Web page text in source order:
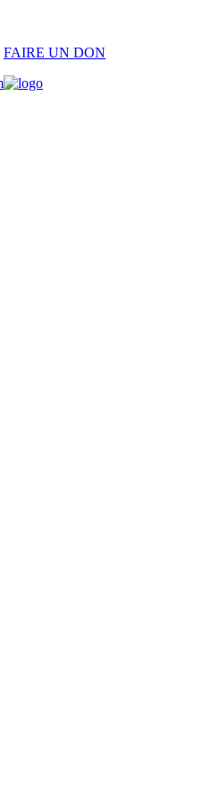
FAIRE UN DON